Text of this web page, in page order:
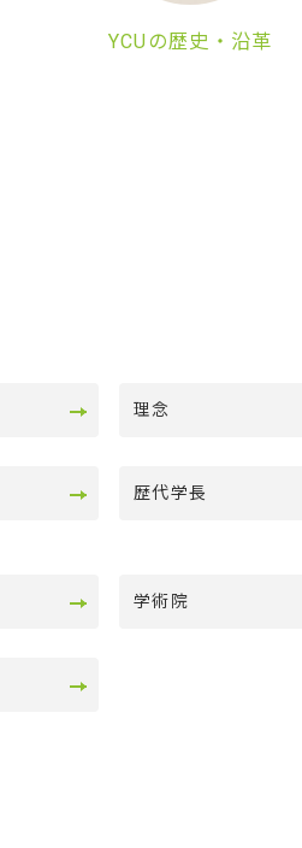
YCUの歴史・沿革
理念
歴代学長
学術院